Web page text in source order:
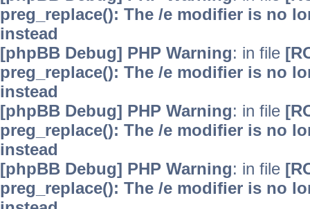
preg_replace(): The /e modifier is no
instead
[phpBB Debug] PHP Warning: in file
preg_replace(): The /e modifier is no
instead
[phpBB Debug] PHP Warning: in file
preg_replace(): The /e modifier is no
instead
[phpBB Debug] PHP Warning: in file
preg_replace(): The /e modifier is no